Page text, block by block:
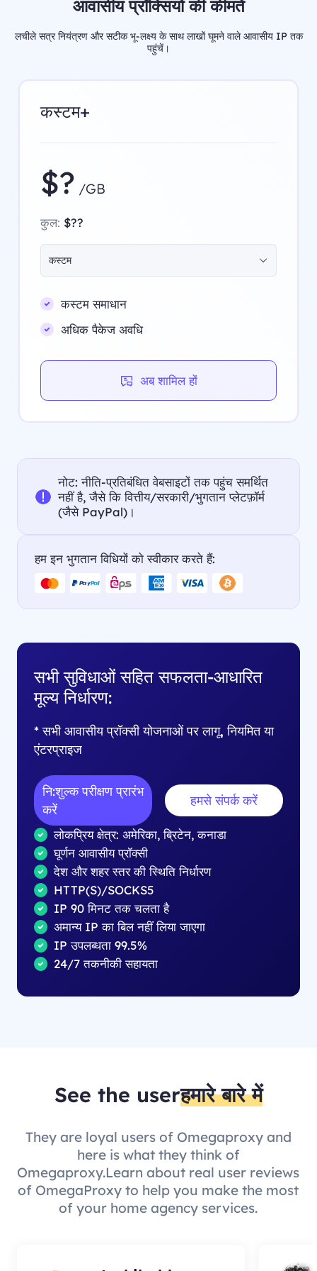
आवासीय प्रॉक्सियों की कीमतें
लचीले सत्र नियंत्रण और सटीक भू-लक्ष्य के साथ लाखों घूमने वाले आवासीय IP तक
पहुंचें।
कस्टम+
$? /GB
कुल: $??
कस्टम
कस्टम समाधान
अधिक पैकेज अवधि
अब शामिल हों
नोट: नीति-प्रतिबंधित वेबसाइटों तक पहुंच समर्थित
नहीं है, जैसे कि वित्तीय/सरकारी/भुगतान प्लेटफ़ॉर्म
(जैसे PayPal)।
हम इन भुगतान विधियों को स्वीकार करते हैं:
सभी सुविधाओं सहित सफलता-आधारित
मूल्य निर्धारण:
* सभी आवासीय प्रॉक्सी योजनाओं पर लागू, नियमित या
एंटरप्राइज
नि:शुल्क परीक्षण प्रारंभ
करें
हमसे संपर्क करें
लोकप्रिय क्षेत्र: अमेरिका, ब्रिटेन, कनाडा
घूर्णन आवासीय प्रॉक्सी
देश और शहर स्तर की स्थिति निर्धारण
HTTP(S)/SOCKS5
IP 90 मिनट तक चलता है
अमान्य IP का बिल नहीं लिया जाएगा
IP उपलब्धता 99.5%
24/7 तकनीकी सहायता
See the userहमारे बारे में
They are loyal users of Omegaproxy and
here is what they think of
Omegaproxy.Learn about real user reviews
of OmegaProxy to help you make the most
of your home agency services.